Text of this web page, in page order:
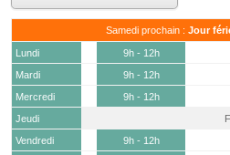
Samedi prochain : Jour
Lundi 9h - 12h
Mardi
9h - 12h
Mercredi
9h - 12h
Jeudi
Vendredi
9h - 12h